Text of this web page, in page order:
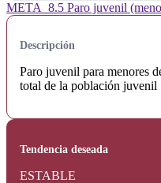
META_8.5 Paro juvenil
Descripción
Paro juvenil para menores
total de la población juvenil
Tendencia deseada
ESTABLE